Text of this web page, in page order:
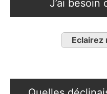
J’ai besoin
Eclairez